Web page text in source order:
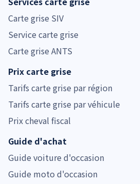
Carte grise SIV
Service carte grise
Carte grise ANTS
Prix carte grise
Tarifs carte grise par région
Tarifs carte grise par véhicule
Prix cheval fiscal
Guide d'achat
Guide voiture d'occasion
Guide moto d'occasion